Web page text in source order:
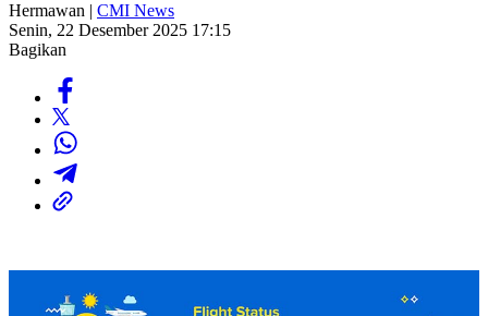
Hermawan | CMI News
Senin, 22 Desember 2025 17:15
Bagikan